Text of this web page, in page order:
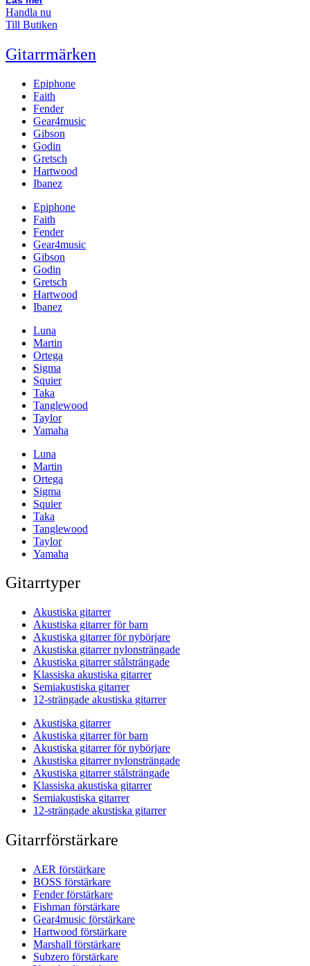
Handla nu
Till Butiken
Gitarrmärken
Epiphone
Faith
Fender
Gear4music
Gibson
Godin
Gretsch
Hartwood
Ibanez
Epiphone
Faith
Fender
Gear4music
Gibson
Godin
Gretsch
Hartwood
Ibanez
Luna
Martin
Ortega
Sigma
Squier
Taka
Tanglewood
Taylor
Yamaha
Luna
Martin
Ortega
Sigma
Squier
Taka
Tanglewood
Taylor
Yamaha
Gitarrtyper
Akustiska gitarrer
Akustiska gitarrer för barn
Akustiska gitarrer för nybörjare
Akustiska gitarrer nylonsträngade
Akustiska gitarrer stålsträngade
Klassiska akustiska gitarrer
Semiakustiska gitarrer
12-strängade akustiska gitarrer
Akustiska gitarrer
Akustiska gitarrer för barn
Akustiska gitarrer för nybörjare
Akustiska gitarrer nylonsträngade
Akustiska gitarrer stålsträngade
Klassiska akustiska gitarrer
Semiakustiska gitarrer
12-strängade akustiska gitarrer
Gitarrförstärkare
AER förstärkare
BOSS förstärkare
Fender förstärkare
Fishman förstärkare
Gear4music förstärkare
Hartwood förstärkare
Marshall förstärkare
Subzero förstärkare